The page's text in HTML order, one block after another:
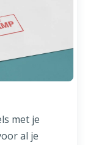
met je
al je